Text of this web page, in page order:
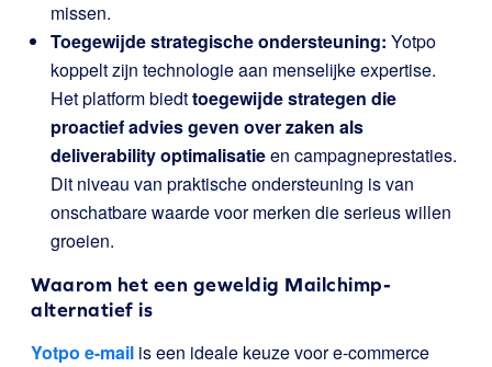
missen.
Toegewijde strategische ondersteuning: Yotpo
koppelt zijn technologie aan menselijke expertise.
Het platform biedttoegewijde strategen die
proactief advies geven over zaken als
deliverability optimalisatieen campagneprestaties.
Dit niveau van praktische ondersteuning is van
onschatbare waarde voor merken die serieus willen
groeien.
Waarom het een geweldig Mailchimp-
alternatief is
Yotpo e-mail is een ideale keuze voor e-commerce